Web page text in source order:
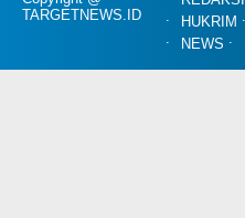
TARGETNEWS.ID
HUKRIM
NEWS